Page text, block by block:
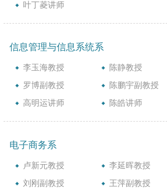
叶丁菱讲师
信息管理与信息系统系
李玉海教授 陈静教授
罗博副教授
陈鹏宇副教授
高明运讲师
陈皓讲师
电子商务系
卢新元教授 李延晖教授
刘刚副教授
王萍副教授